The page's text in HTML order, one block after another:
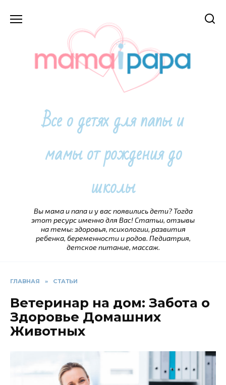
Все о детях для папы и
мамы от рождения до
школы
Вы мама и папа и у вас появились дети? Тогда
этот ресурс именно для Вас! Статьи, отзывы
на темы: здоровья, психологии, развития
ребенка, беременности и родов. Педиатрия,
детское питание, массаж.
ГЛАВНАЯ » СТАТЬИ
Ветеринар на дом: Забота о
Здоровье Домашних
Животных